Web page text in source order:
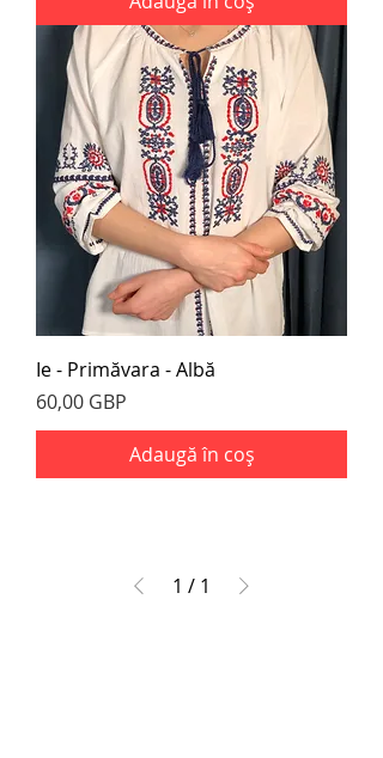
Ie - Primăvara - Albă
Preț
60,00 GBP
Adaugă în coș
1 / 1